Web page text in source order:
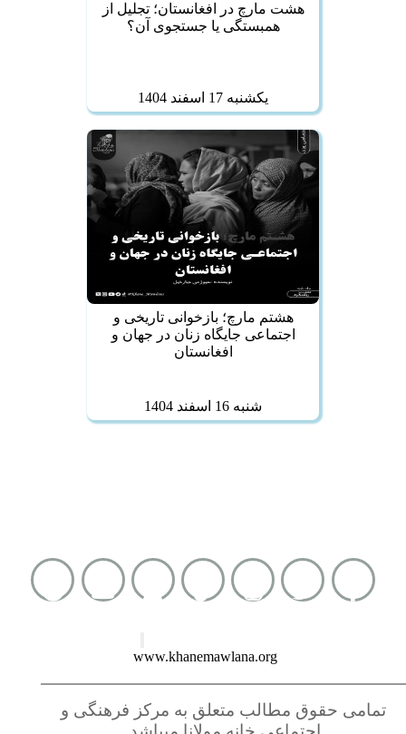
هشت مارچ در افغانستان؛ تجلیل از
همبستگی یا جستجوی آن؟
يكشنبه 17 اسفند 1404
هشتم مارچ؛ بازخوانی تاریخی و
اجتماعی جایگاه زنان در جهان و
افغانستان
شنبه 16 اسفند 1404
www.khanemawlana.org
تمامی حقوق مطالب متعلق به مرکز فرهنگی و